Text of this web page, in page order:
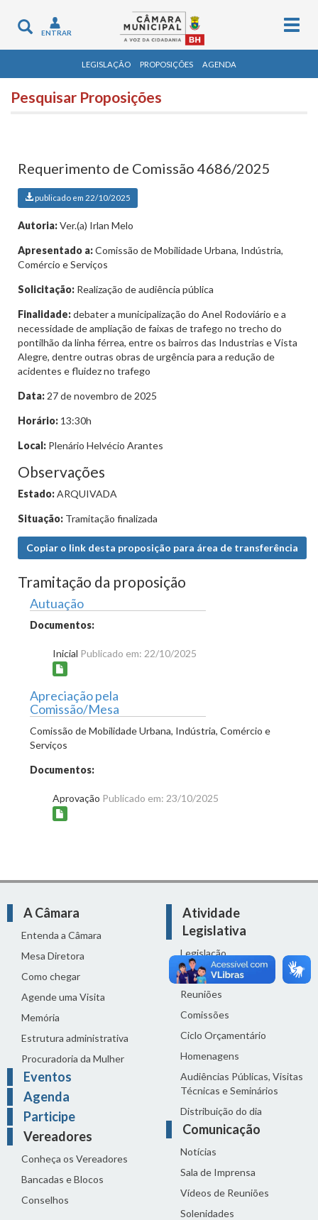
Toggle
navigation
ENTRAR
LEGISLAÇÃO PROPOSIÇÕES AGENDA
Pesquisar Proposições
Requerimento de Comissão 4686/2025
publicado em 22/10/2025
Autoria:Ver.(a) Irlan Melo
Apresentado a:Comissão de Mobilidade Urbana, Indústria,
Comércio e Serviços
Solicitação: Realização de audiência pública
Finalidade:debater a municipalização do Anel Rodoviário e a
necessidade de ampliação de faixas de trafego no trecho do
pontilhão da linha férrea, entre os bairros das Industrias e Vista
Alegre, dentre outras obras de urgência para a redução de
acidentes e fluidez no trafego
Data: 27 de novembro de 2025
Horário: 13:30h
Local: Plenário Helvécio Arantes
Observações
Estado:ARQUIVADA
Situação: Tramitação finalizada
Copiar o link desta proposição para área de transferência
Tramitação da proposição
Autuação
Documentos:
Inicial Publicado em: 22/10/2025
Apreciação pela
Comissão/Mesa
Comissão de Mobilidade Urbana, Indústria, Comércio e
Serviços
Documentos:
Aprovação Publicado em: 23/10/2025
A Câmara
Entenda a Câmara
Mesa Diretora
Como chegar
Agende uma Visita
Memória
Estrutura administrativa
Procuradoria da Mulher
Eventos
Agenda
Participe
Vereadores
Conheça os Vereadores
Bancadas e Blocos
Conselhos
Atividade
Legislativa
Legislação
Proposições
Reuniões
Comissões
Ciclo Orçamentário
Homenagens
Audiências Públicas, Visitas
Técnicas e Seminários
Distribuição do dia
Comunicação
Notícias
Sala de Imprensa
Vídeos de Reuniões
Solenidades